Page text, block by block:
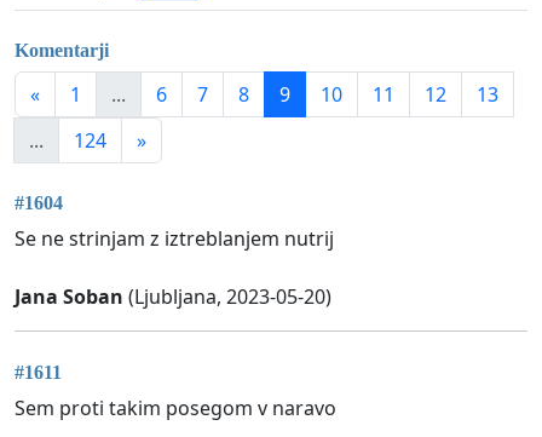
Komentarji
« 1 ... 6 7 8 9 10 11 12
13
...
124 »
#1604
Se ne strinjam z iztreblanjem nutrij
Jana Soban (Ljubljana, 2023-05-20)
#1611
Sem proti takim posegom v naravo